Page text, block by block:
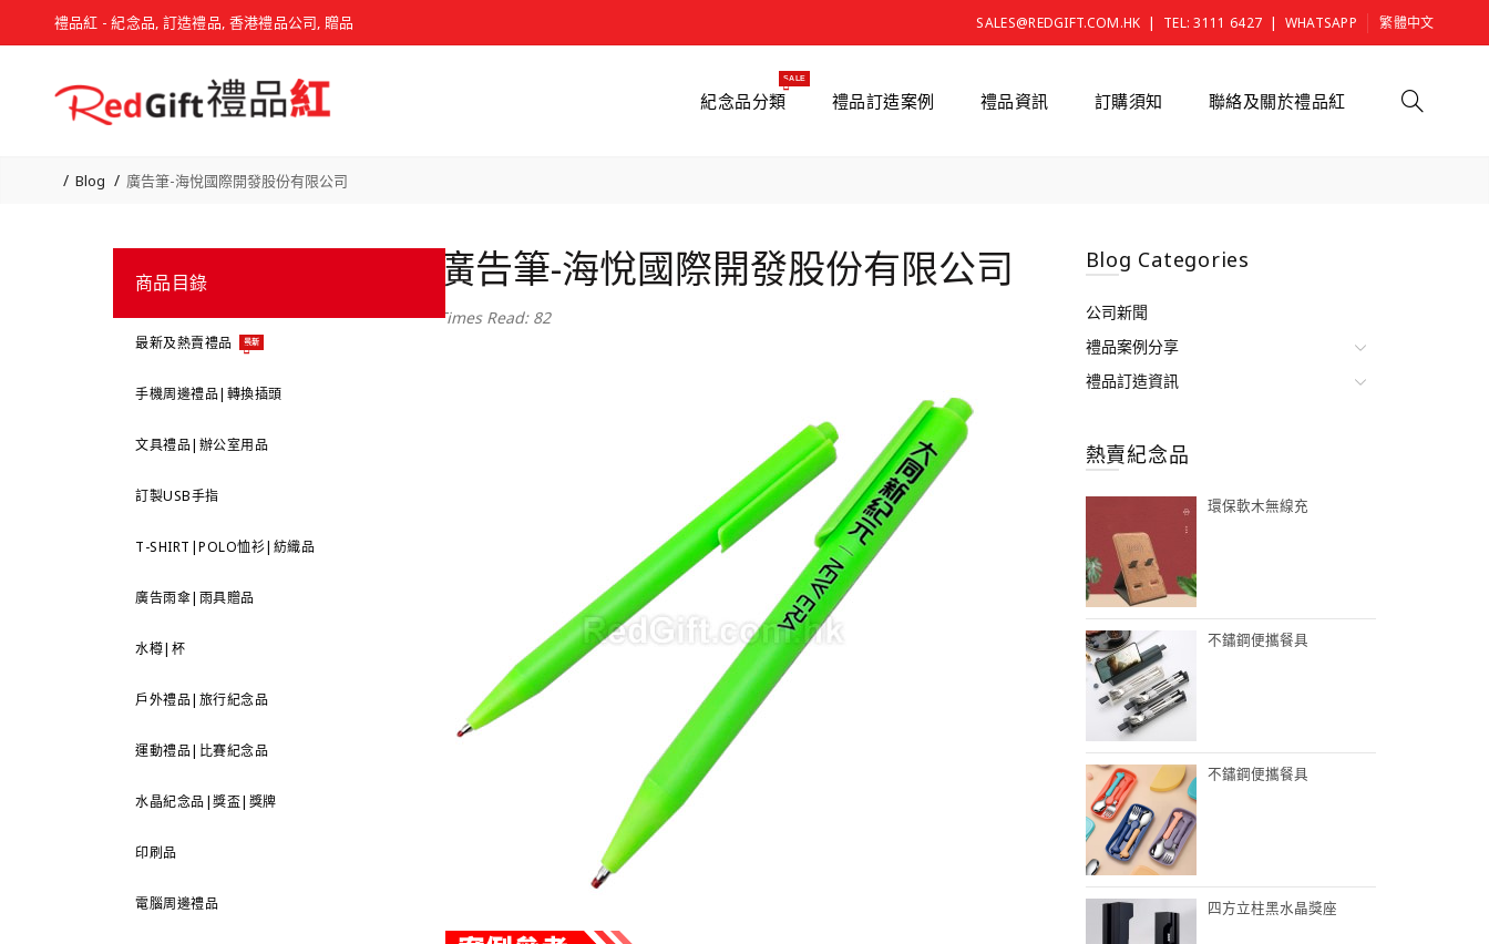
禮品紅 - 紀念品, 訂造禮品, 香港禮品公司, 贈品 SALES@REDGIFT.COM.HK | TEL: 3111 6427 | WHATSAPP 繁體中文
紀念品分類
SALE
禮品訂造案例 禮品資訊 訂購須知 聯絡及關於禮品紅
Blog 廣告筆-海悅國際開發股份有限公司
商品目錄
最新及熱賣禮品 最新
手機周邊禮品|轉換插頭
文具禮品|辦公室用品
訂製USB手指
T-SHIRT|POLO恤衫|紡織品
廣告雨傘|雨具贈品
水樽|杯
戶外禮品|旅行紀念品
運動禮品|比賽紀念品
水晶紀念品|獎盃|獎牌
印刷品
電腦周邊禮品
廣告筆-海悅國際開發股份有限公司
Times Read: 82
Blog Categories
公司新聞
禮品案例分享
禮品訂造資訊
熱賣紀念品
環保軟木無線充
不鏽鋼便攜餐具
不鏽鋼便攜餐具
四方立柱黑水晶獎座